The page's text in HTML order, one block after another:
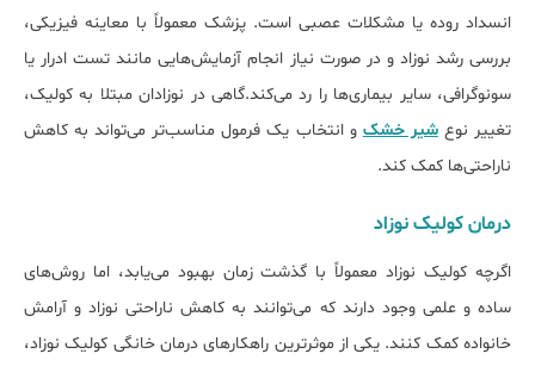
انسداد روده یا مشکلات عصبی است. پزشک معمولاً با معاینه فیزیکی،
بررسی رشد نوزاد و در صورت نیاز انجام آزمایش‌هایی مانند تست ادرار یا
سونوگرافی، سایر بیماری‌ها را رد می‌کند.گاهی در نوزادان مبتلا به کولیک،
تغییر نوعشیر خشک و انتخاب یک فرمول مناسب‌تر می‌تواند به کاهش
ناراحتی‌ها کمک کند.
درمان کولیک نوزاد
اگرچه کولیک نوزاد معمولاً با گذشت زمان بهبود می‌یابد، اما روش‌های
ساده و علمی وجود دارند که می‌توانند به کاهش ناراحتی نوزاد و آرامش
خانواده کمک کنند. یکی از موثرترین راهکارهای درمان خانگی کولیک نوزاد،